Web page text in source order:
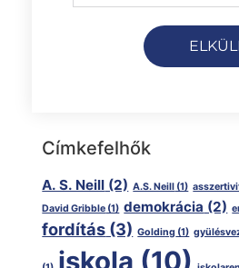
Címkefelhők
A. S. Neill (2) A.S. Neill (1)
David Gribble (1) demokrácia (2)
fordítás (3) Golding (1)
iskola (10)